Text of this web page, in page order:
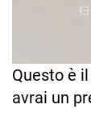
Questo è
avrai un